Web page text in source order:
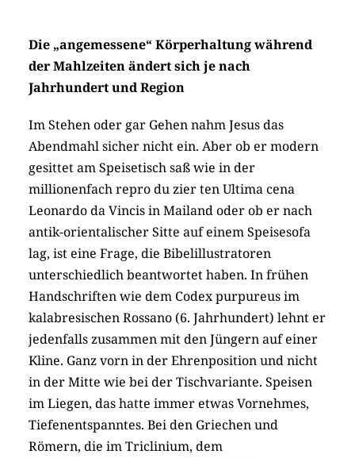
Die „angemessene“ Körperhaltung während
der Mahlzeiten ändert sich je nach
Jahrhundert und Region
Im Stehen oder gar Gehen nahm Jesus das
Abendmahl sicher nicht ein. Aber ob er modern
gesittet am Speisetisch saß wie in der
millionenfach repro du zier ten Ultima cena
Leonardo da Vincis in Mailand oder ob er nach
antik-orientalischer Sitte auf einem Speisesofa
lag, ist eine Frage, die Bibelillustratoren
unterschiedlich beantwortet haben. In frühen
Handschriften wie dem Codex purpureus im
kalabresischen Rossano (6. Jahrhundert) lehnt er
jedenfalls zusammen mit den Jüngern auf einer
Kline. Ganz vorn in der Ehrenposition und nicht
in der Mitte wie bei der Tischvariante. Speisen
im Liegen, das hatte immer etwas Vornehmes,
Tiefenentspanntes. Bei den Griechen und
Römern, die im Triclinium, dem